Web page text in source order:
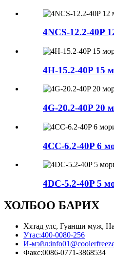
4NCS-12.2-40P
4H-15.2-40P 15
4G-20.2-40P 20
4CC-6.2-40P 6
4DC-5.2-40P 5
ХОЛБОО БАРИХ
Хятад улс, Гуанши муж,
Утас:400-0080-256
И-мэйл:
Факс:0086-0771-3868534